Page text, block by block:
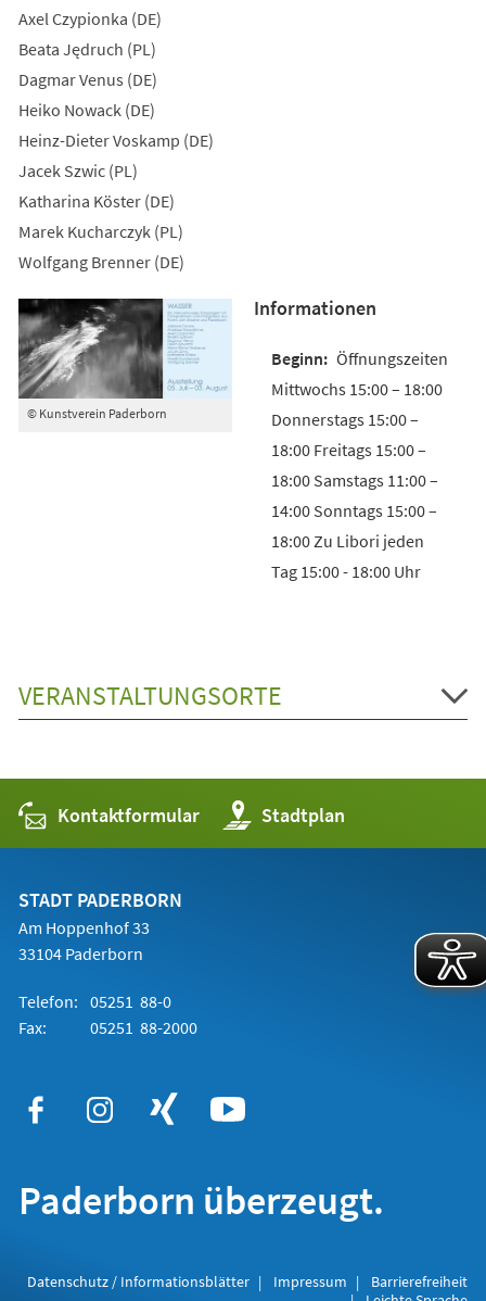
Axel Czypionka (DE)
Beata Jędruch (PL)
Dagmar Venus (DE)
Heiko Nowack (DE)
Heinz-Dieter Voskamp (DE)
Jacek Szwic (PL)
Katharina Köster (DE)
Marek Kucharczyk (PL)
Wolfgang Brenner (DE)
© Kunstverein Paderborn
Informationen
Öffnungszeiten
Mittwochs 15:00 – 18:00
Donnerstags 15:00 –
18:00 Freitags 15:00 –
18:00 Samstags 11:00 –
14:00 Sonntags 15:00 –
18:00 Zu Libori jeden
Tag 15:00 - 18:00 Uhr
VERANSTALTUNGSORTE
Kontaktformular Stadtplan
(Öffnet
in
einem
STADT PADERBORN
Am Hoppenhof 33
33104 Paderborn
Telefon: 05251 88-0
Fax:
05251 88-2000
Paderborn überzeugt.
Datenschutz / Informationsblätter Impressum
Barrierefreiheit